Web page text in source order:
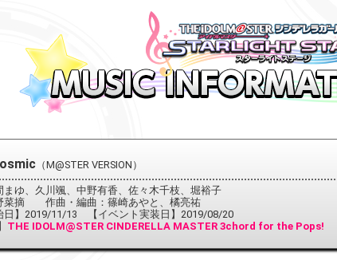
（M@STER VERSION）
まゆ、久川颯、中野有香、佐々木千枝、堀裕子
菜摘 作曲・編曲：篠崎あやと、橘亮祐
日】2019/11/13 【イベント実装日】2019/08/20
THE IDOLM@STER CINDERELLA MASTER 3chord for the Pops!